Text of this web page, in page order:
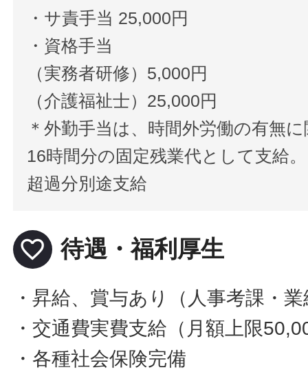
・サ責手当 25,000円
・資格手当
（実務者研修）5,000円
（介護福祉士）25,000円
＊外勤手当は、時間外労働の有無
16時間分の固定残業代として支給。
超過分別途支給
favorite_border 待遇・福利厚生
・昇給、賞与あり（人事考課・
・交通費実費支給（月額上限
・各種社会保険完備